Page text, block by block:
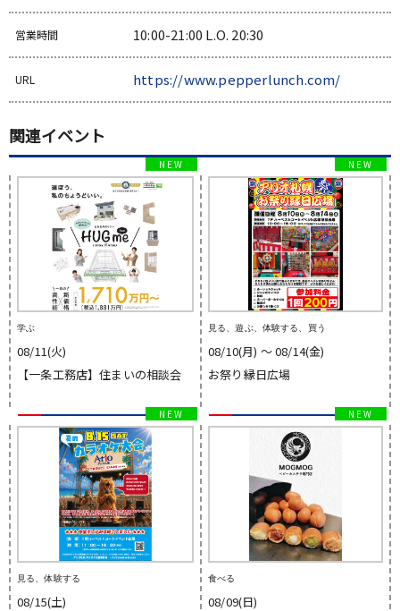
営業時間 10:00-21:00 L.O. 20:30
URL https://www.pepperlunch.com/
関連イベント
学ぶ
08/11(火)
【一条工務店】住まいの相談会
見る、遊ぶ、体験する、買う
08/10(月) 〜 08/14(金)
お祭り縁日広場
見る、体験する
08/15(土)
食べる
08/09(日)